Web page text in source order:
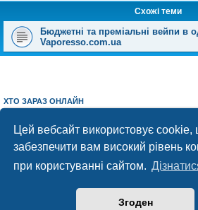
Цей вебсайт використовує cookie,
забезпечити вам високий рівень
при користуванні сайтом.
Згоден
Схожі теми
Бюджетні та преміальні вейпи в
Vaporesso.com.ua
ХТО ЗАРАЗ ОНЛАЙН
Херсонський форум
Працює на phpBB® Forum Software ©
Конфіденційність